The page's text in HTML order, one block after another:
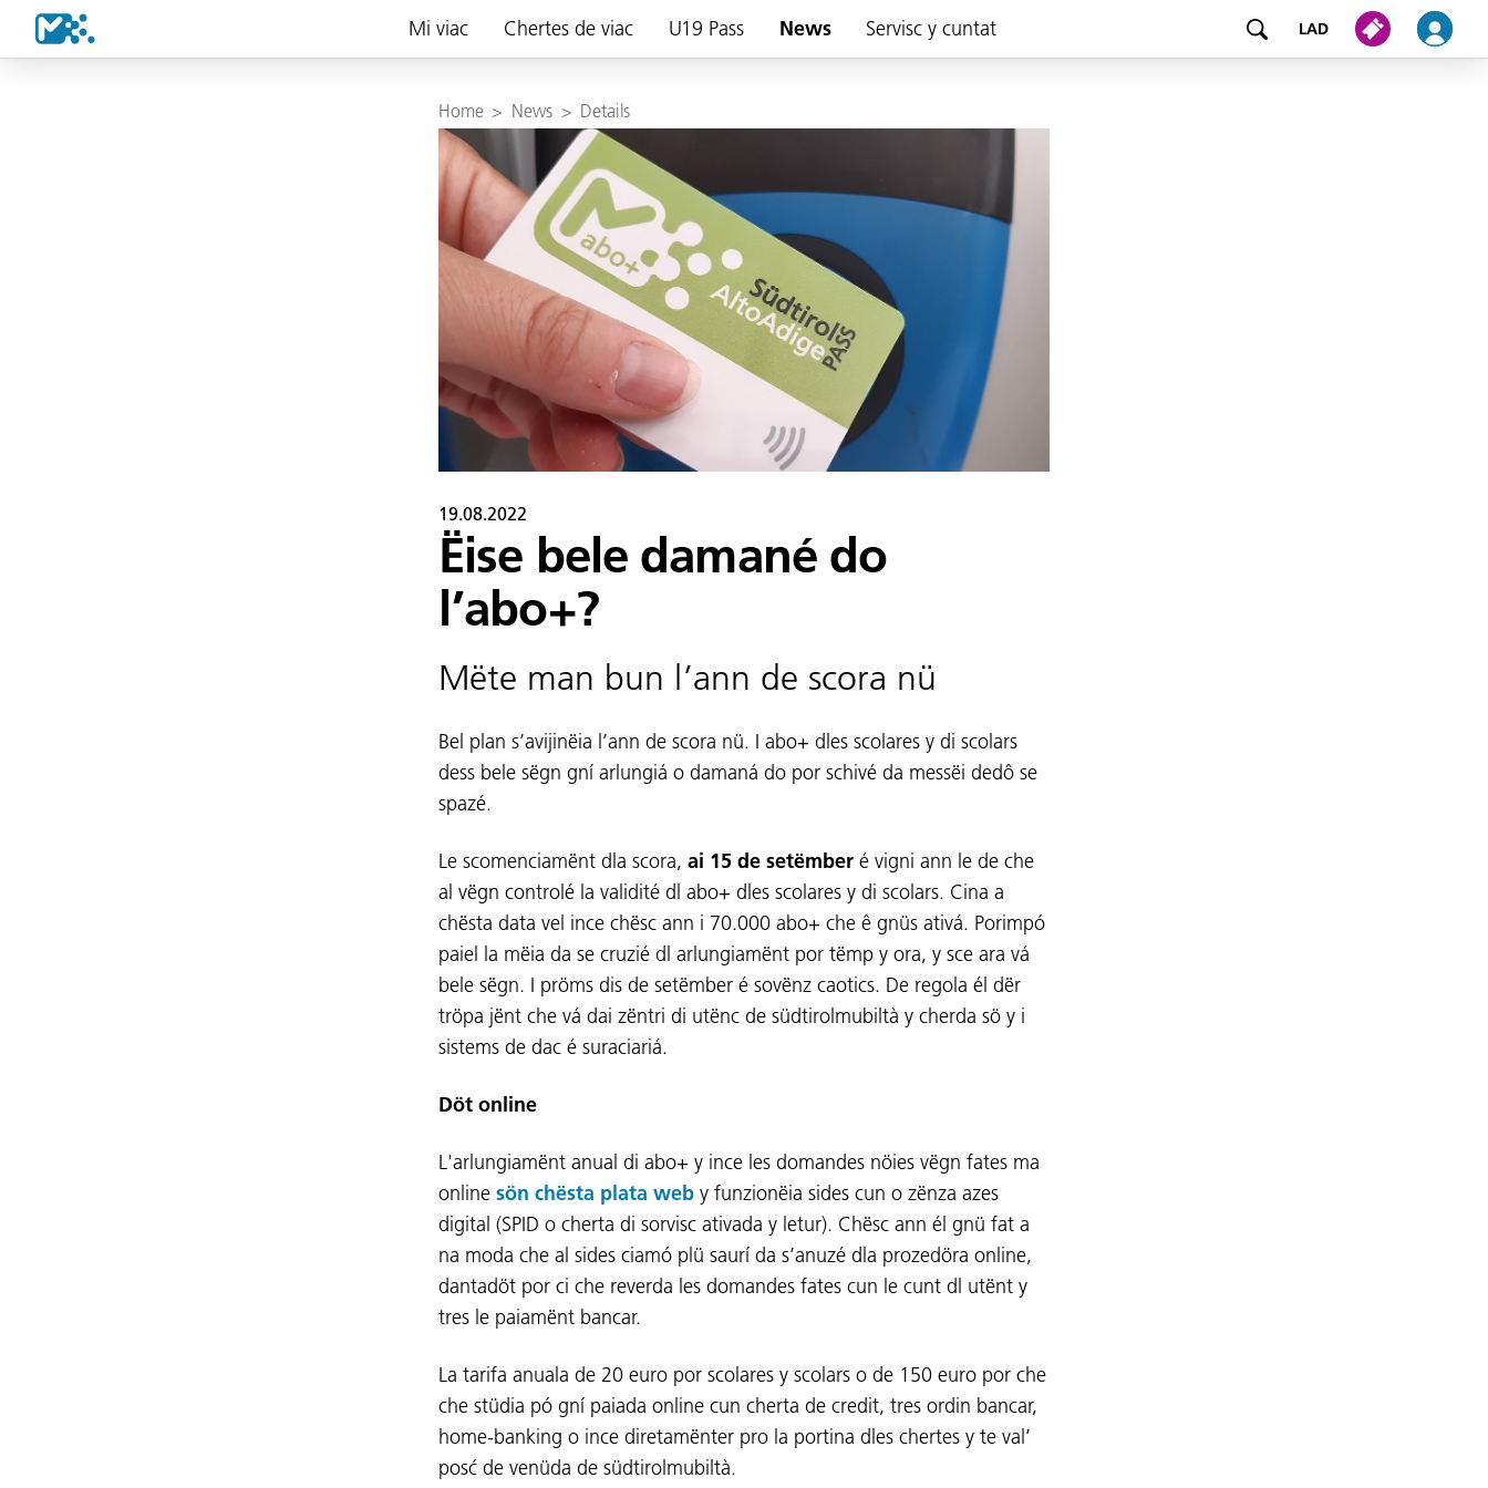
Mi viac Chertes de viac U19 Pass News Servisc y cuntat LAD
Home > News > Details
19.08.2022
Ëise bele damané do
l’abo+?
Mëte man bun l’ann de scora nü
Bel plan s’avijinëia l’ann de scora nü. I abo+ dles scolares y di scolars
dess bele sëgn gní arlungiá o damaná do por schivé da messëi dedô se
spazé.
Le scomenciamënt dla scora, ai 15 de setëmber é vigni ann le de che
al vëgn controlé la validité dl abo+ dles scolares y di scolars. Cina a
chësta data vel ince chësc ann i 70.000 abo+ che ê gnüs ativá. Porimpó
paiel la mëia da se cruzié dl arlungiamënt por tëmp y ora, y sce ara vá
bele sëgn. I pröms dis de setëmber é sovënz caotics. De regola él dër
tröpa jënt che vá dai zëntri di utënc de südtirolmubiltà y cherda sö y i
sistems de dac é suraciariá.
Döt online
L'arlungiamënt anual di abo+ y ince les domandes nöies vëgn fates ma
online sön chësta plata web y funzionëia sides cun o zënza azes
digital (SPID o cherta di sorvisc ativada y letur). Chësc ann él gnü fat a
na moda che al sides ciamó plü saurí da s’anuzé dla prozedöra online,
dantadöt por ci che reverda les domandes fates cun le cunt dl utënt y
tres le paiamënt bancar.
La tarifa anuala de 20 euro por scolares y scolars o de 150 euro por che
che stüdia pó gní paiada online cun cherta de credit, tres ordin bancar,
home-banking o ince diretamënter pro la portina dles chertes y te val’
posć de venüda de südtirolmubiltà.